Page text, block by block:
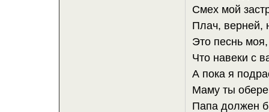
Смех мой
Плач, верней,
Это песнь
Что навеки с
А пока я
Маму ты
Папа должен